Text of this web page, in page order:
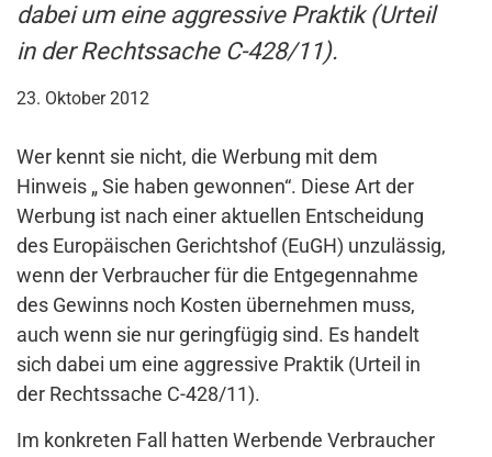
dabei um eine aggressive Praktik (Urteil
in der Rechtssache C-428/11).
23. Oktober 2012
Wer kennt sie nicht, die Werbung mit dem
Hinweis „ Sie haben gewonnen“. Diese Art der
Werbung ist nach einer aktuellen Entscheidung
des Europäischen Gerichtshof (EuGH) unzulässig,
wenn der Verbraucher für die Entgegennahme
des Gewinns noch Kosten übernehmen muss,
auch wenn sie nur geringfügig sind. Es handelt
sich dabei um eine aggressive Praktik (Urteil in
der Rechtssache C-428/11).
Im konkreten Fall hatten Werbende Verbraucher